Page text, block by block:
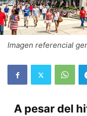
Imagen referencial
A pesar del